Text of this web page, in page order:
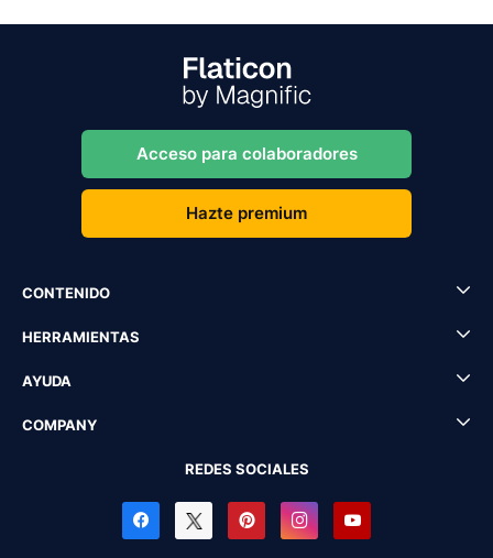
Acceso para colaboradores
Hazte premium
CONTENIDO
HERRAMIENTAS
AYUDA
COMPANY
REDES SOCIALES